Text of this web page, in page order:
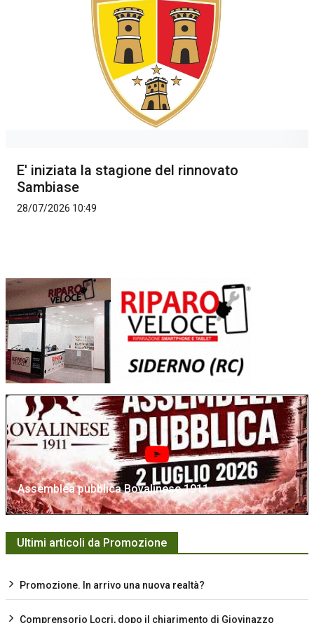
E' iniziata la stagione del rinnovato
Sambiase
28/07/2026 10:49
Assemblea pubblica Bovalinese 1911
Ultimi articoli da Promozione
Promozione. In arrivo una nuova realtà?
Comprensorio Locri, dopo il chiarimento di Giovinazzo